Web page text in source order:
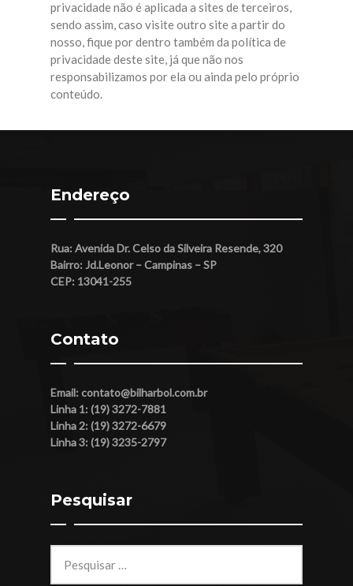
privacidade não é aplicada a sites de terceiros,
sendo assim, caso visite outro site a partir do
nosso, fique por dentro também da política de
privacidade deste site, já que não nos
responsabilizamos por ela ou ainda pelo próprio
conteúdo.
Endereço
Rua: Avenida Dr. Celso da Silveira Resende, 320
Bairro: Jd.Leonor – Campinas – SP
CEP: 13041-255
Contato
Email: contato@bilharbol.com.br
Linha 1: (19) 3272-7881
Linha 2: (19) 3272-6679
Linha 3: (19) 3235-2797
Pesquisar
por: